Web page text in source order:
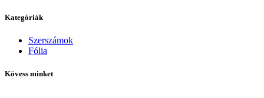
Kategóriák
Szerszámok
Fólia
Kövess minket